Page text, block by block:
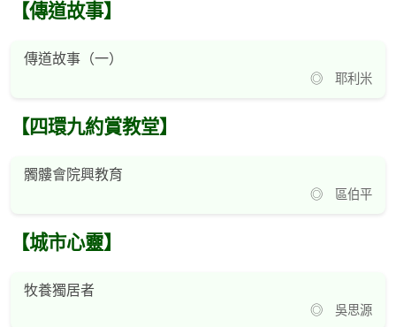
【傳道故事】
傳道故事（一）
◎ 耶利米
【四環九約賞教堂】
髑髏會院興教育
◎ 區伯平
【城市心靈】
牧養獨居者
◎ 吳思源